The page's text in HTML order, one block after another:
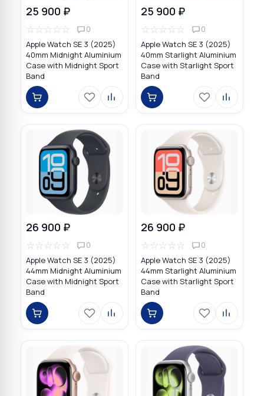
25 900 ₽
☆☆☆☆☆ 0
Apple Watch SE 3 (2025)
40mm Midnight Aluminium
Case with Midnight Sport
Band
25 900 ₽
☆☆☆☆☆ 0
Apple Watch SE 3 (2025)
40mm Starlight Aluminium
Case with Starlight Sport
Band
26 900 ₽
☆☆☆☆☆ 0
Apple Watch SE 3 (2025)
44mm Midnight Aluminium
Case with Midnight Sport
Band
26 900 ₽
☆☆☆☆☆ 0
Apple Watch SE 3 (2025)
44mm Starlight Aluminium
Case with Starlight Sport
Band